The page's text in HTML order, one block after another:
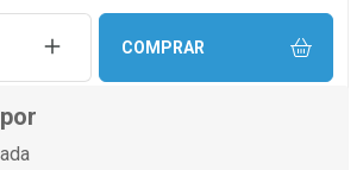
UNIDADEAUMENTAR UMA UNIDADE
COMPRAR